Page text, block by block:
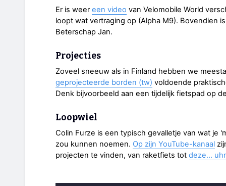
Er is weereen video van Velomobile World
loopt wat vertraging op (Alpha M9). Bovendien
Beterschap Jan.
Projecties
Zoveel sneeuw als in Finland hebben we
geprojecteerde borden (tw) voldoende
Denk bijvoorbeeld aan een tijdelijk fietspad op
Loopwiel
Colin Furze is een typisch gevalletje van wat je
zou kunnen noemen. Op zijn YouTube-kanaal
projecten te vinden, van raketfiets tot deze...